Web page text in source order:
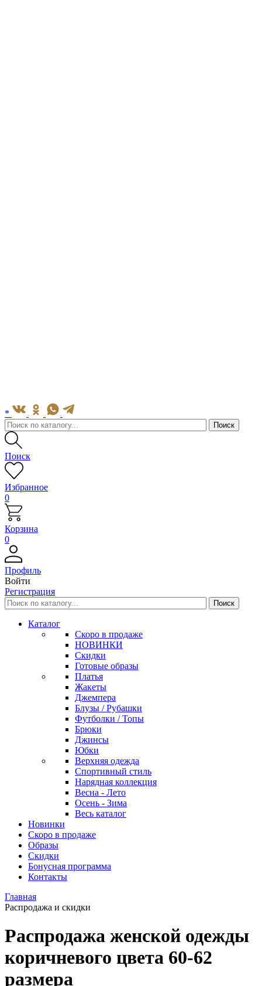
*
Поиск
Избранное
0
Корзина
0
Профиль
Войти
Регистрация
Каталог
Скоро в продаже
НОВИНКИ
Скидки
Готовые образы
Платья
Жакеты
Джемпера
Блузы / Рубашки
Футболки / Топы
Брюки
Джинсы
Юбки
Верхняя одежда
Спортивный стиль
Нарядная коллекция
Весна - Лето
Осень - Зима
Весь каталог
Новинки
Скоро в продаже
Образы
Скидки
Бонусная программа
Контакты
Главная
Распродажа и скидки
Распродажа женской одежды
коричневого цвета 60-62
размера